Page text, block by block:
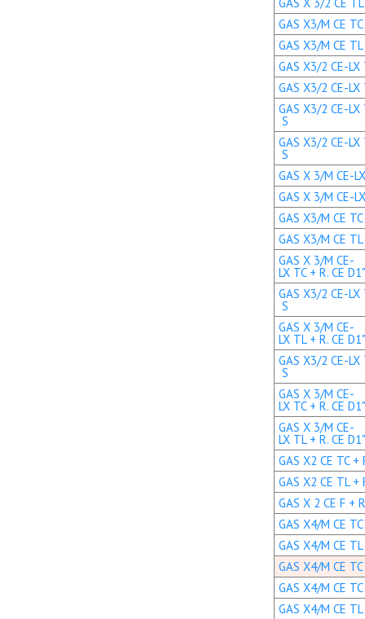
GAS X3/M CE
GAS X3/M CE
GAS X3/2 CE-LX
GAS X3/2 CE-LX
GAS X3/2 CE-LX
S
GAS X3/2 CE-
S
GAS X 3/M CE-
GAS X 3/M CE-
GAS X3/M CE
GAS X3/M CE
GAS X 3/M CE-
LX TC + R. CE
GAS X3/2 CE-LX
S
GAS X 3/M CE-
LX TL + R. CE
GAS X3/2 CE-
S
GAS X 3/M CE-
LX TC + R. CE
GAS X 3/M CE-
LX TL + R. CE
GAS X2 CE TC +
GAS X2 CE TL +
GAS X 2 CE F +
GAS X4/M CE
GAS X4/M CE TL
GAS X4/M CE
GAS X4/M CE
GAS X4/M CE